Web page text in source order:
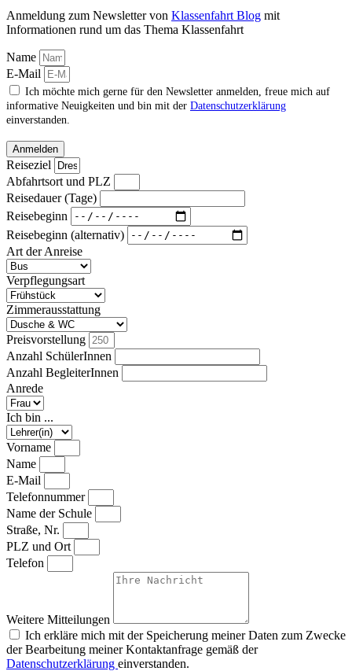
Anmeldung zum Newsletter von Klassenfahrt Blog mit
Informationen rund um das Thema Klassenfahrt
Name
E-Mail
Ich möchte mich gerne für den Newsletter anmelden, freue mich auf
informative Neuigkeiten und bin mit der Datenschutzerklärung
einverstanden.
Anmelden
Reiseziel
Abfahrtsort und PLZ
Reisedauer (Tage)
Reisebeginn
Reisebeginn (alternativ)
Art der Anreise
Verpflegungsart
Zimmerausstattung
Preisvorstellung
Anzahl SchülerInnen
Anzahl BegleiterInnen
Anrede
Ich bin ...
Vorname
Name
E-Mail
Telefonnummer
Name der Schule
Straße, Nr.
PLZ und Ort
Telefon
Weitere Mitteilungen
Ich erkläre mich mit der Speicherung meiner Daten zum Zwecke
der Bearbeitung meiner Kontaktanfrage gemäß der
Datenschutzerklärung einverstanden.